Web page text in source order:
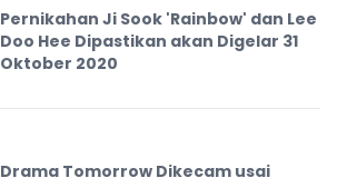
Pernikahan Ji Sook 'Rainbow' dan Lee
Doo Hee Dipastikan akan Digelar 31
Oktober 2020
Drama Tomorrow Dikecam usai